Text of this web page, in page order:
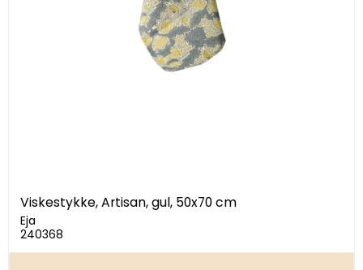
Viskestykke, Artisan, gul, 50x70 cm
Eja
240368